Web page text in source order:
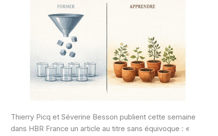
Thierry Picq et Séverine Besson publient cette semaine
dans HBR France un article au titre sans équivoque : «